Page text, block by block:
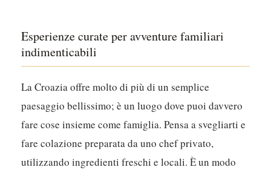
Esperienze curate per avventure familiari
indimenticabili
La Croazia offre molto di più di un semplice
paesaggio bellissimo; è un luogo dove puoi davvero
fare cose insieme come famiglia. Pensa a svegliarti e
fare colazione preparata da uno chef privato,
utilizzando ingredienti freschi e locali. È un modo